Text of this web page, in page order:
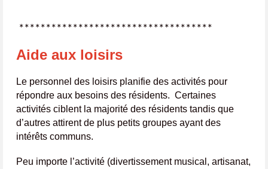
************************************
Aide aux loisirs
Le personnel des loisirs planifie des activités pour
répondre aux besoins des résidents. Certaines
activités ciblent la majorité des résidents tandis que
d’autres attirent de plus petits groupes ayant des
intérêts communs.
Peu importe l’activité (divertissement musical, artisanat,